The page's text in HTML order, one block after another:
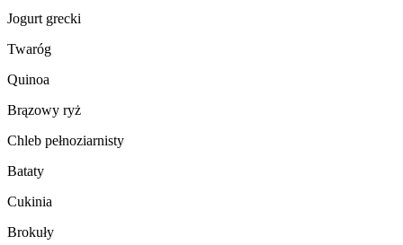
Jogurt grecki
Twaróg
Quinoa
Brązowy ryż
Chleb pełnoziarnisty
Bataty
Cukinia
Brokuły